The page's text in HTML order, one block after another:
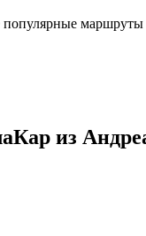
из